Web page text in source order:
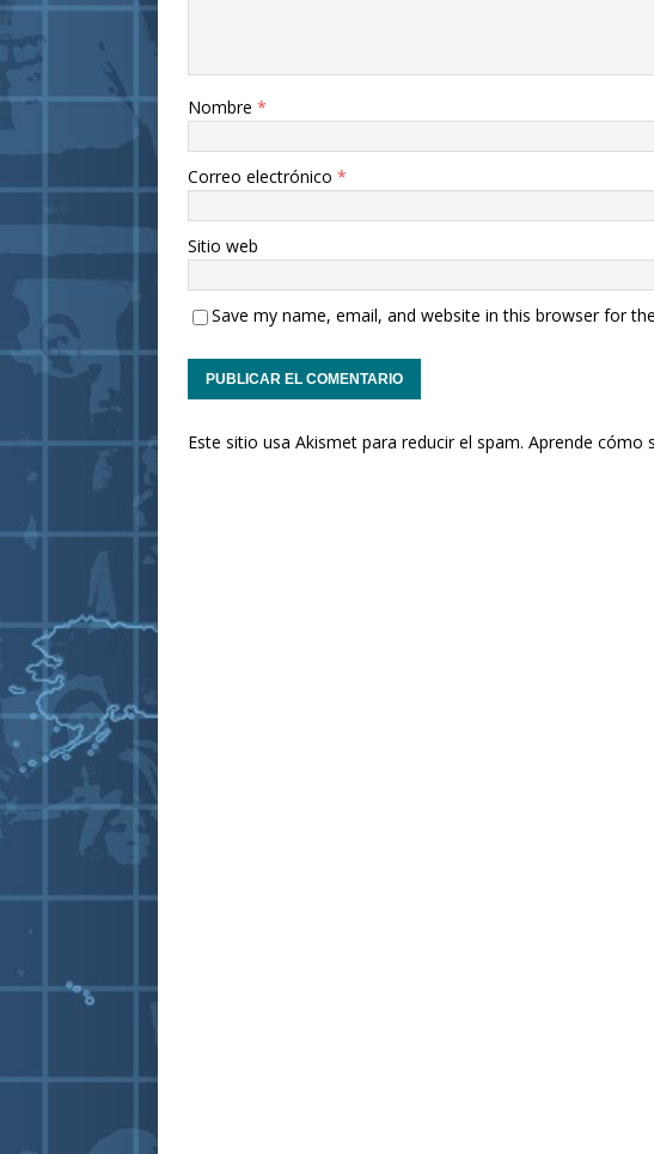
Nombre *
Correo electrónico *
Sitio web
Save my name, email, and website in this browser for
Este sitio usa Akismet para reducir el spam. Aprende cómo